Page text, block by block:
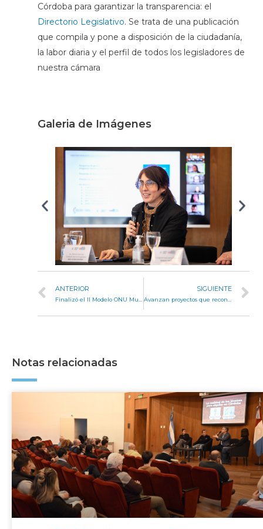
Córdoba para garantizar la transparencia: el
Directorio Legislativo. Se trata de una publicación
que compila y pone a disposición de la ciudadanía,
la labor diaria y el perfil de todos los legisladores de
nuestra cámara
Galeria de Imágenes
ANTERIOR SIGUIENTE
Notas relacionadas